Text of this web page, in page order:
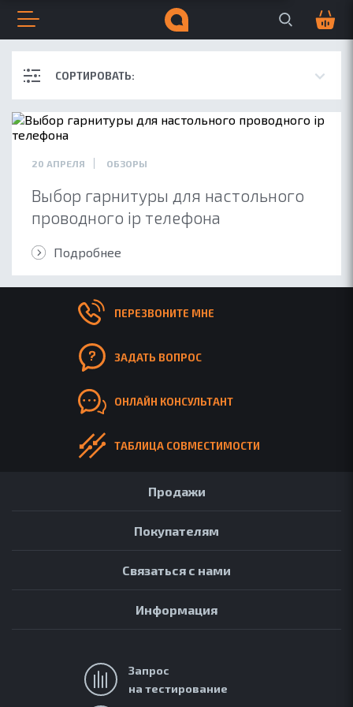
Открыть меню
Поиск по сайту
Всплывающее меню
Навигация по сайту
ОБ ACCUTONE
БЛОГ
АРХИВ
Закрыть меню
20 АПРЕЛЯ ОБЗОРЫ
Выбор гарнитуры для настольного
проводного ip телефона
Подробнее
СОРТИРОВАТЬ:
ПЕРЕЗВОНИТЕ МНЕ
ЗАДАТЬ ВОПРОС
ОНЛАЙН КОНСУЛЬТАНТ
ТАБЛИЦА СОВМЕСТИМОСТИ
Продажи
Покупателям
Связаться с нами
Информация
Запрос
на тестирование